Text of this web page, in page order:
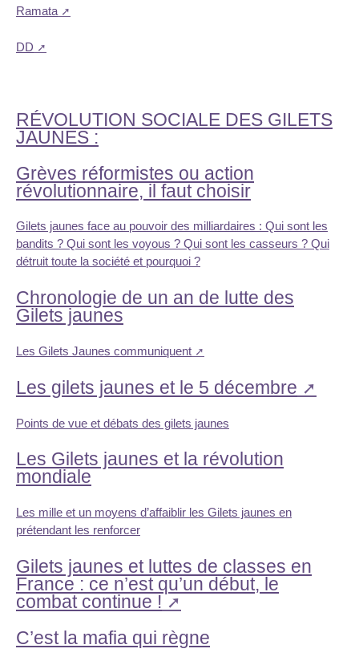
Ramata
DD
RÉVOLUTION SOCIALE DES GILETS
JAUNES :
Grèves réformistes ou action
révolutionnaire, il faut choisir
Gilets jaunes face au pouvoir des milliardaires : Qui sont les
bandits ? Qui sont les voyous ? Qui sont les casseurs ? Qui
détruit toute la société et pourquoi ?
Chronologie de un an de lutte des
Gilets jaunes
Les Gilets Jaunes communiquent
Les gilets jaunes et le 5 décembre
Points de vue et débats des gilets jaunes
Les Gilets jaunes et la révolution
mondiale
Les mille et un moyens d’affaiblir les Gilets jaunes en
prétendant les renforcer
Gilets jaunes et luttes de classes en
France : ce n’est qu’un début, le
combat continue !
C’est la mafia qui règne